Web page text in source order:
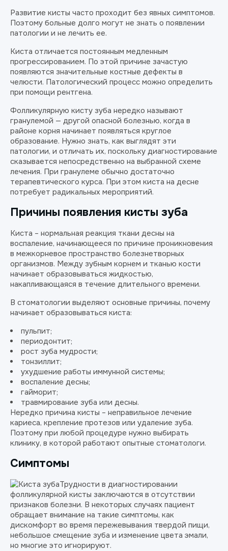
Развитие кисты часто проходит без явных симптомов.
Поэтому больные долго могут не знать о появлении
патологии и не лечить ее.
Киста отличается постоянным медленным
прогрессированием. По этой причине зачастую
появляются значительные костные дефекты в
челюсти. Патологический процесс можно определить
при помощи рентгена.
Фолликулярную кисту зуба нередко называют
гранулемой — другой опасной болезнью, когда в
районе корня начинает появляться круглое
образование. Нужно знать, как выглядят эти
патологии, и отличать их, поскольку диагностирование
сказывается непосредственно на выбранной схеме
лечения. При гранулеме обычно достаточно
терапевтического курса. При этом киста на десне
потребует радикальных мероприятий.
Причины появления кисты зуба
Киста – нормальная реакция ткани десны на
воспаление, начинающееся по причине проникновения
в межкорневое пространство болезнетворных
организмов. Между зубным корнем и тканью кости
начинает образовываться жидкостью,
накапливающаяся в течение длительного времени.
В стоматологии выделяют основные причины, почему
начинает образовываться киста:
пульпит;
периодонтит;
рост зуба мудрости;
тонзиллит;
ухудшение работы иммунной системы;
воспаление десны;
гайморит;
травмирование зуба или десны.
Нередко причина кисты – неправильное лечение
кариеса, крепление протезов или удаление зуба.
Поэтому при любой процедуре нужно выбирать
клинику, в которой работают опытные стоматологи.
Симптомы
Трудности в диагностировании
фолликулярной кисты заключаются в отсутствии
признаков болезни. В некоторых случаях пациент
обращает внимание на такие симптомы, как
дискомфорт во время пережевывания твердой пищи,
небольшое смещение зуба и изменение цвета эмали,
но многие это игнорируют.